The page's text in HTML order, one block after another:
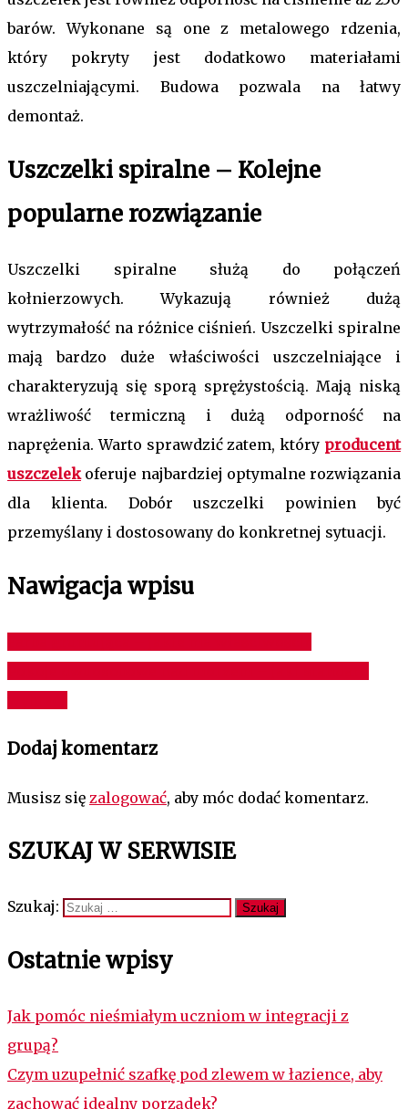
barów. Wykonane są one z metalowego rdzenia,
który pokryty jest dodatkowo materiałami
uszczelniającymi. Budowa pozwala na łatwy
demontaż.
Uszczelki spiralne – Kolejne
popularne rozwiązanie
Uszczelki spiralne służą do połączeń
kołnierzowych. Wykazują również dużą
wytrzymałość na różnice ciśnień. Uszczelki spiralne
mają bardzo duże właściwości uszczelniające i
charakteryzują się sporą sprężystością. Mają niską
wrażliwość termiczną i dużą odporność na
naprężenia. Warto sprawdzić zatem, który producent
uszczelekoferuje najbardziej optymalne rozwiązania
dla klienta. Dobór uszczelki powinien być
przemyślany i dostosowany do konkretnej sytuacji.
Nawigacja wpisu
Dodaj komentarz
Musisz się zalogować, aby móc dodać komentarz.
SZUKAJ W SERWISIE
Szukaj:
Ostatnie wpisy
Jak pomóc nieśmiałym uczniom w integracji z
grupą?
Czym uzupełnić szafkę pod zlewem w łazience, aby
zachować idealny porządek?